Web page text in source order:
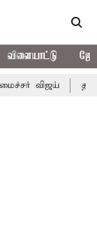
விளையாட்டு
தமிழக